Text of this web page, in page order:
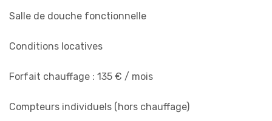
Salle de douche fonctionnelle
Conditions locatives
Forfait chauffage : 135 € / mois
Compteurs individuels (hors chauffage)